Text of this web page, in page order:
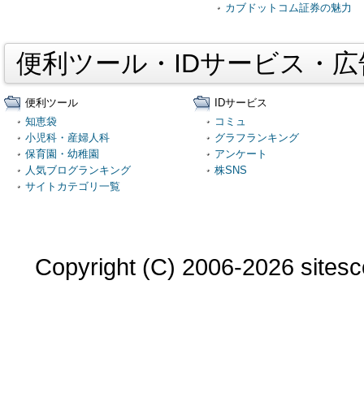
カブドットコム証券の魅力
便利ツール・IDサービス・
便利ツール
知恵袋
小児科・産婦人科
保育園・幼稚園
人気ブログランキング
サイトカテゴリ一覧
IDサービス
コミュ
グラフランキング
アンケート
株SNS
Copyright (C) 2006-2026